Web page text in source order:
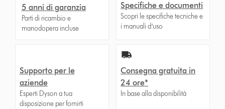
5 anni di garanzia
Parti di ricambio e
manodopera incluse
Specifiche e documenti
Scopri le specifiche tecniche e
i manuali d’uso
Supporto per le
aziende
Esperti Dyson a tua
disposizione per fornirti
Consegna gratuita in
24 ore*
In base alla disponibilità